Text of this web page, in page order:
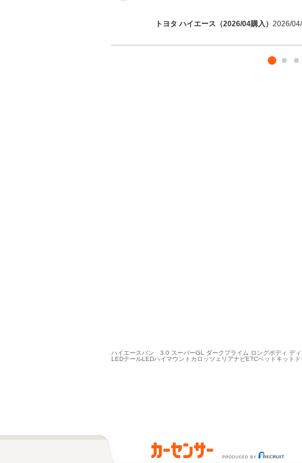
トヨタ ハイエース（2026/04購入） 2026/
ハイエースバン 3.0 スーパーGL ダークプライム ロングボディ デ
LEDテールLEDハイマウントカロッツェリアナビETCベッドキット